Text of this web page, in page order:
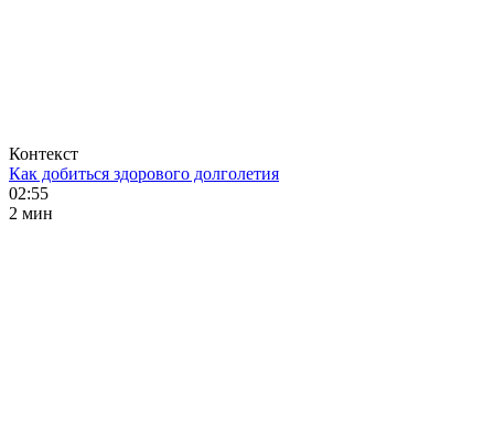
Контекст
Как добиться здорового долголетия
02:55
2 мин